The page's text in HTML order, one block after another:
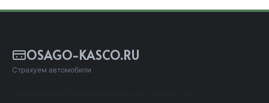
OSAGO-KASCO.RU
Страхуем автомобили